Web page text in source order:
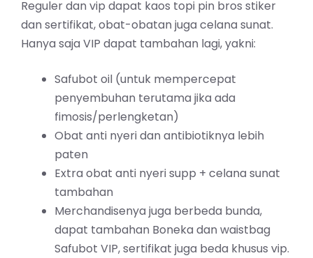
Reguler dan vip dapat kaos topi pin bros stiker
dan sertifikat, obat-obatan juga celana sunat.
Hanya saja VIP dapat tambahan lagi, yakni:
Safubot oil (untuk mempercepat
penyembuhan terutama jika ada
fimosis/perlengketan)
Obat anti nyeri dan antibiotiknya lebih
paten
Extra obat anti nyeri supp + celana sunat
tambahan
Merchandisenya juga berbeda bunda,
dapat tambahan Boneka dan waistbag
Safubot VIP, sertifikat juga beda khusus vip.